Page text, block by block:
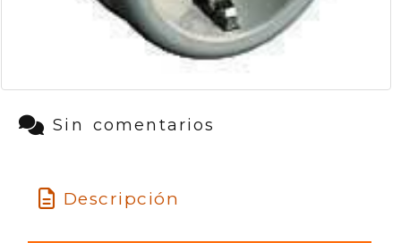
Sin comentarios
Descripción